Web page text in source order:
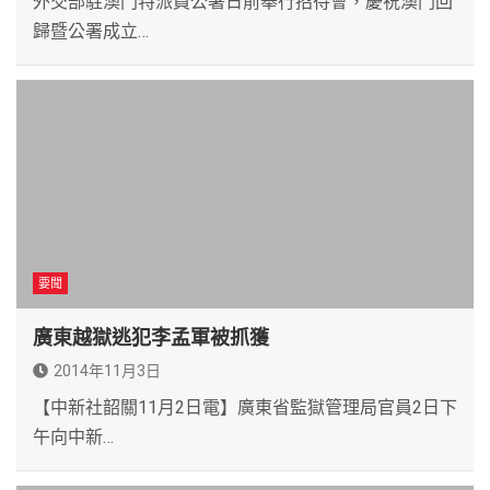
歸暨公署成立…
要聞
廣東越獄逃犯李孟軍被抓獲
2014年11月3日
【中新社韶關11月2日電】廣東省監獄管理局官員2日下
午向中新…